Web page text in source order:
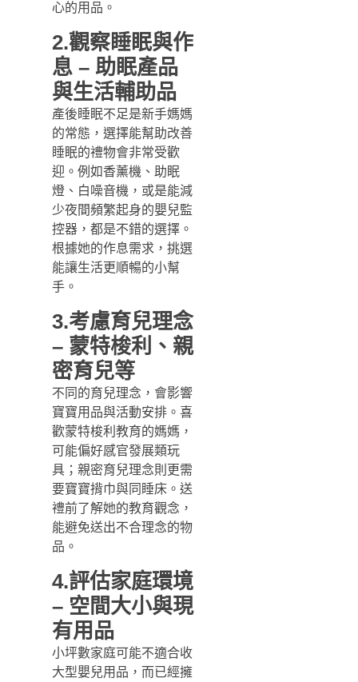
心的用品。
2.觀察睡眠與作
息 – 助眠產品
與生活輔助品
產後睡眠不足是新手媽媽
的常態，選擇能幫助改善
睡眠的禮物會非常受歡
迎。例如香薰機、助眠
燈、白噪音機，或是能減
少夜間頻繁起身的嬰兒監
控器，都是不錯的選擇。
根據她的作息需求，挑選
能讓生活更順暢的小幫
手。
3.考慮育兒理念
– 蒙特梭利、親
密育兒等
不同的育兒理念，會影響
寶寶用品與活動安排。喜
歡蒙特梭利教育的媽媽，
可能偏好感官發展類玩
具；親密育兒理念則更需
要寶寶揹巾與同睡床。送
禮前了解她的教育觀念，
能避免送出不合理念的物
品。
4.評估家庭環境
– 空間大小與現
有用品
小坪數家庭可能不適合收
大型嬰兒用品，而已經擁